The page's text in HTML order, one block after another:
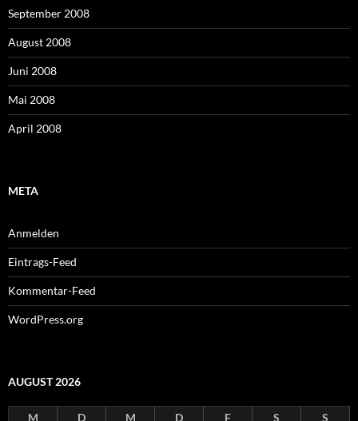
September 2008
August 2008
Juni 2008
Mai 2008
April 2008
META
Anmelden
Eintrags-Feed
Kommentar-Feed
WordPress.org
AUGUST 2026
M D M D F S S